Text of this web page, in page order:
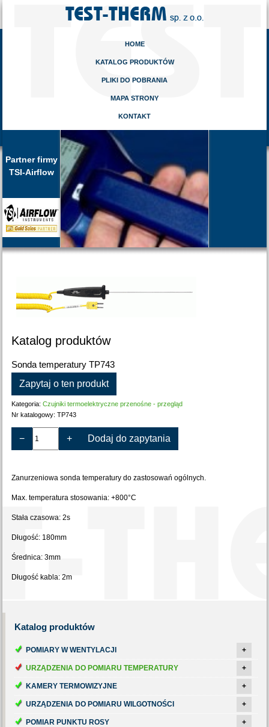
HOME
KATALOG PRODUKTÓW
PLIKI DO POBRANIA
MAPA STRONY
KONTAKT
Partner firmy
TSI-Airflow
Katalog produktów
Sonda temperatury TP743
Zapytaj o ten produkt
Kategoria:Czujniki termoelektryczne przenośne - przegląd
Nr katalogowy:TP743
− + Dodaj do zapytania
Zanurzeniowa sonda temperatury do zastosowań ogólnych.
Max. temperatura stosowania: +800°C
Stała czasowa: 2s
Długość: 180mm
Średnica: 3mm
Długość kabla: 2m
Katalog produktów
POMIARY W WENTYLACJI +
URZĄDZENIA DO POMIARU TEMPERATURY +
KAMERY TERMOWIZYJNE +
URZĄDZENIA DO POMIARU WILGOTNOŚCI +
POMIAR PUNKTU ROSY +